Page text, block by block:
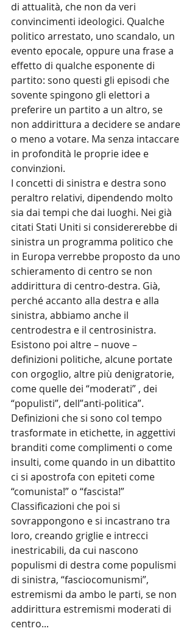
di attualità, che non da veri
convincimenti ideologici. Qualche
politico arrestato, uno scandalo, un
evento epocale, oppure una frase a
effetto di qualche esponente di
partito: sono questi gli episodi che
sovente spingono gli elettori a
preferire un partito a un altro, se
non addirittura a decidere se andare
o meno a votare. Ma senza intaccare
in profondità le proprie idee e
convinzioni.
I concetti di sinistra e destra sono
peraltro relativi, dipendendo molto
sia dai tempi che dai luoghi. Nei già
citati Stati Uniti si considererebbe di
sinistra un programma politico che
in Europa verrebbe proposto da uno
schieramento di centro se non
addirittura di centro-destra. Già,
perché accanto alla destra e alla
sinistra, abbiamo anche il
centrodestra e il centrosinistra.
Esistono poi altre – nuove –
definizioni politiche, alcune portate
con orgoglio, altre più denigratorie,
come quelle dei “moderati” , dei
“populisti”, dell”anti-politica”.
Definizioni che si sono col tempo
trasformate in etichette, in aggettivi
branditi come complimenti o come
insulti, come quando in un dibattito
ci si apostrofa con epiteti come
“comunista!” o “fascista!”
Classificazioni che poi si
sovrappongono e si incastrano tra
loro, creando griglie e intrecci
inestricabili, da cui nascono
populismi di destra come populismi
di sinistra, “fasciocomunismi”,
estremismi da ambo le parti, se non
addirittura estremismi moderati di
centro...